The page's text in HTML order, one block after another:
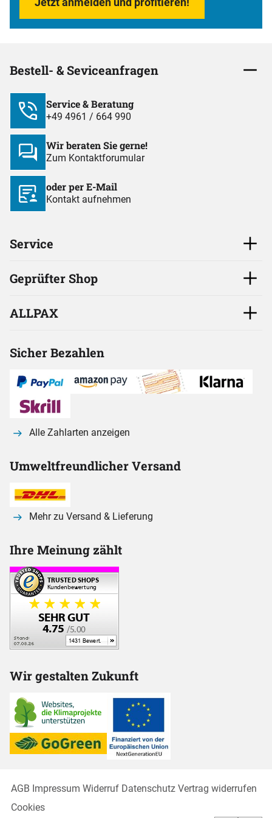
Bestell- & Seviceanfragen
Service & Beratung
+49 4961 / 664 990
Wir beraten Sie gerne!
Zum Kontaktforumular
oder per E-Mail
Kontakt aufnehmen
Service
Geprüfter Shop
ALLPAX
Sicher Bezahlen
Alle Zahlarten anzeigen
Umweltfreundlicher Versand
Mehr zu Versand & Lieferung
Ihre Meinung zählt
Wir gestalten Zukunft
AGB Impressum Widerruf Datenschutz Vertrag widerrufen
Cookies